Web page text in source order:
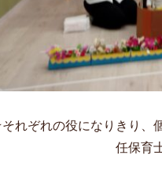
れぞれの役になりきり、
任保育